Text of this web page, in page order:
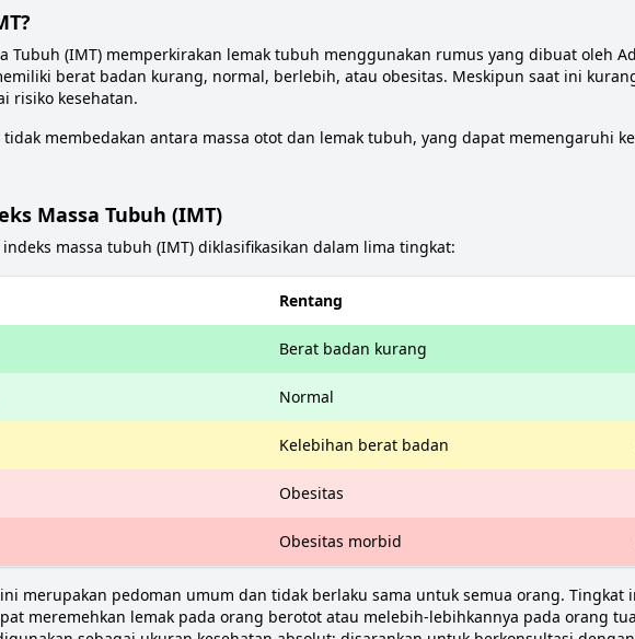
Tubuh (IMT) memperkirakan lemak tubuh menggunakan rumus yang dibuat oleh
berat badan kurang, normal, berlebih, atau obesitas. Meskipun saat ini
risiko kesehatan.
tidak membedakan antara massa otot dan lemak tubuh, yang dapat memengaruhi
Massa Tubuh (IMT)
massa tubuh (IMT) diklasifikasikan dalam lima tingkat:
Rentang
Berat badan kurang
Normal
Kelebihan berat badan
Obesitas
Obesitas morbid
merupakan pedoman umum dan tidak berlaku sama untuk semua orang.
meremehkan lemak pada orang berotot atau melebih-lebihkannya pada orang